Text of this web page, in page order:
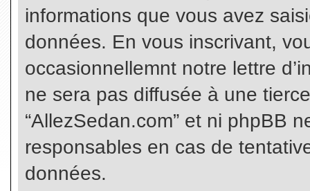
informations que vous avez
données. En vous inscrivant,
occasionnellemnt notre lettre
ne sera pas diffusée à une
“AllezSedan.com” et ni phpBB
responsables en cas de
données.